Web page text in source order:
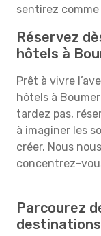
sentirez
Réservez
hôtels à
Prêt à vivre
hôtels à
tardez pas,
à imaginer les
créer. Nous
concentrez-
Parcourez
destinations